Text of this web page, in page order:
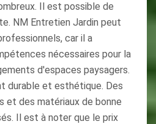
Il est possible de
NM Entretien Jardin peut
car il a
nécessaires pour la
d'espaces paysagers.
durable et esthétique. Des
et des matériaux de bonne
Il est à noter que le prix